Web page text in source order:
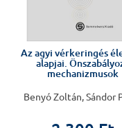
Az agyi vérkeringés
alapjai.
mechanizmusok
Benyó Zoltán, Sándor